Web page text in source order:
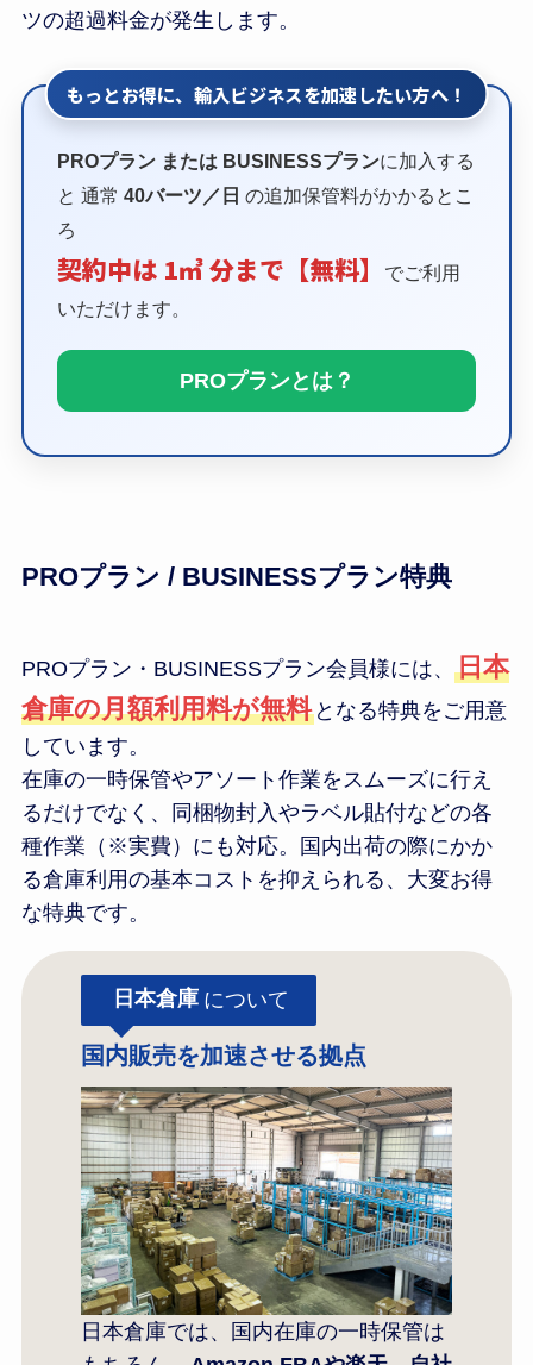
ツの超過料金が発生します。
もっとお得に、輸入ビジネスを加速したい方へ！
PROプラン または BUSINESSプランに加入する
と 通常 40バーツ／日 の追加保管料がかかるとこ
ろ
契約中は 1㎥ 分まで【無料】
でご利用
いただけます。
PROプランとは？
PROプラン / BUSINESSプラン特典
PROプラン・BUSINESSプラン会員様には、 日本
倉庫の月額利用料が無料となる特典をご用意
しています。
在庫の一時保管やアソート作業をスムーズに行え
るだけでなく、同梱物封入やラベル貼付などの各
種作業（※実費）にも対応。国内出荷の際にかか
る倉庫利用の基本コストを抑えられる、大変お得
な特典です。
日本倉庫 について
国内販売を加速させる拠点
日本倉庫では、国内在庫の一時保管は